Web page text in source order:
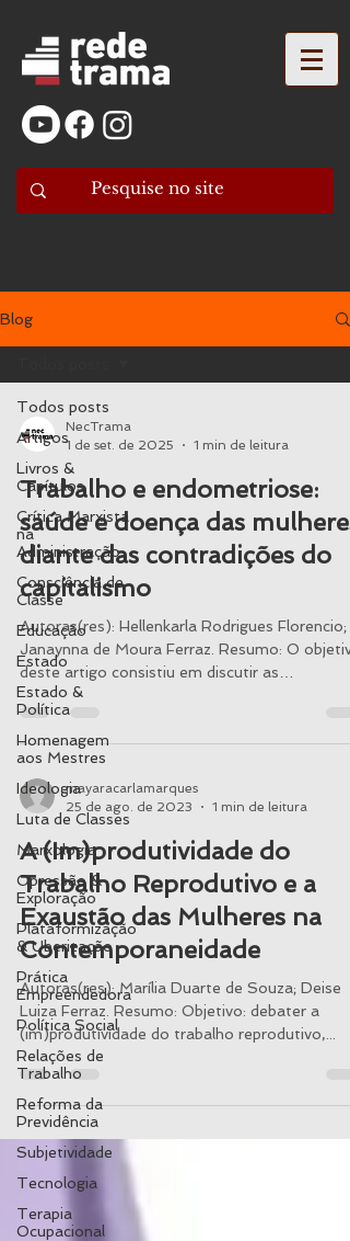
Blog
Todos posts
Artigos
Livros &
Capítulos
Crítica Marxista
na
Administração
Consciência de
Classe
Educação
Estado
Estado &
Política
Homenagem
aos Mestres
Ideologia
Luta de Classes
Marxologia
Opressão &
Exploração
Plataformização
& Uberização
Prática
Empreendedora
Política Social
Relações de
Trabalho
Reforma da
Previdência
Subjetividade
Tecnologia
Terapia
Ocupacional
NecTrama
1 de set. de 2025
1 min de leitura
Trabalho e endometriose:
saúde e doença das mulheres
diante das contradições do
capitalismo
Autoras(res): Hellenkarla Rodrigues Florencio;
Janaynna de Moura Ferraz. Resumo: O
deste artigo consistiu em discutir as
contradições inerentes às relações de trabalho
às quais estão submetidas as trabalhadoras
acometidas pela endometriose. Patologia que
tem sido estudada quanto aos seus aspectos
incapacitantes na força de trabalho e que
acomete sete milhões de mulheres apenas no
relacionasse trabalho e endometriose. O tr
mayaracarlamarques
25 de ago. de 2023
1 min de leitura
A (Im)produtividade do
Trabalho Reprodutivo e a
Exaustão das Mulheres na
Contemporaneidade
Autoras(res): Marília Duarte de Souza; Deise
Luiza Ferraz. Resumo: Objetivo: debater a
(im)produtividade do trabalho reprodutivo,...